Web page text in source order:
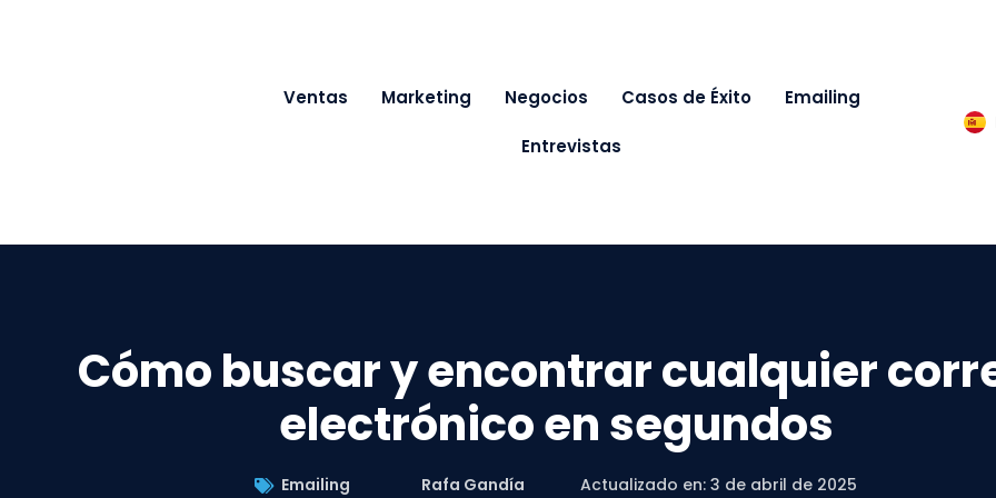
Ventas Marketing Negocios Casos de Éxito Emailing
Entrevistas
Cómo buscar y encontrar cualquier
electrónico en segundos
Emailing Rafa Gandía Actualizado en: 3 de abril de 2025